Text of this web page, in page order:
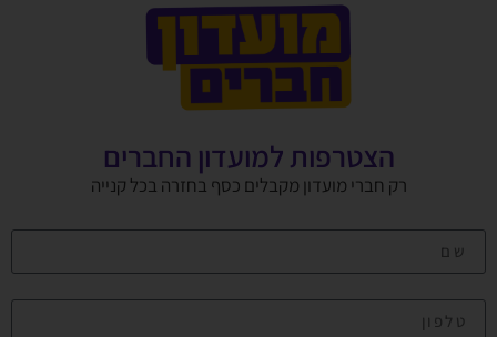
הצטרפות למועדון החברים
רק חברי מועדון מקבלים כסף בחזרה בכל קנייה